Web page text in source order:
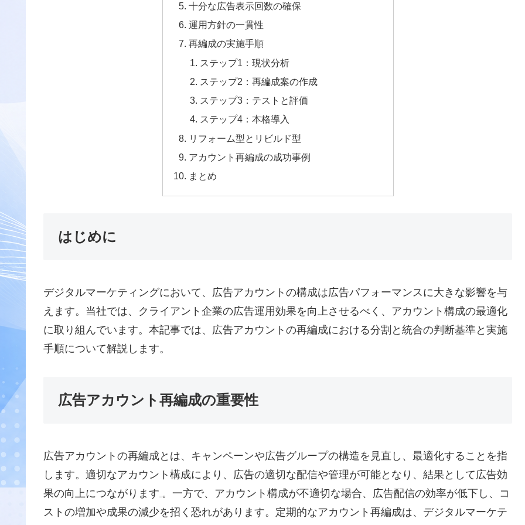
十分な広告表示回数の確保
運用方針の一貫性
再編成の実施手順
ステップ1：現状分析
ステップ2：再編成案の作成
ステップ3：テストと評価
ステップ4：本格導入
リフォーム型とリビルド型
アカウント再編成の成功事例
まとめ
はじめに
デジタルマーケティングにおいて、広告アカウントの構成は広告パフォーマンスに大きな影響を与
えます。当社では、クライアント企業の広告運用効果を向上させるべく、アカウント構成の最適化
に取り組んでいます。本記事では、広告アカウントの再編成における分割と統合の判断基準と実施
手順について解説します。
広告アカウント再編成の重要性
広告アカウントの再編成とは、キャンペーンや広告グループの構造を見直し、最適化することを指
します。適切なアカウント構成により、広告の適切な配信や管理が可能となり、結果として広告効
果の向上につながります 。一方で、アカウント構成が不適切な場合、広告配信の効率が低下し、コ
ストの増加や成果の減少を招く恐れがあります。定期的なアカウント再編成は、デジタルマーケテ